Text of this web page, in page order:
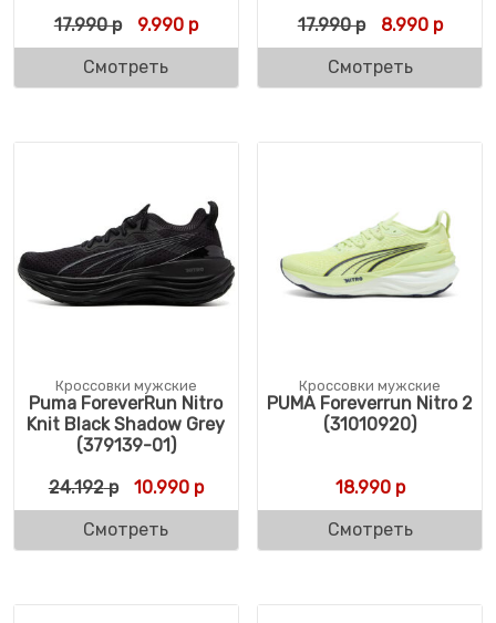
17.990р Первоначальная цена составляла 17.990
9.990рТекущая цена: 9.990 р.
Смотреть
17.990р 8.990р
Смотреть
Кроссовки мужские
Puma ForeverRun Nitro
Knit Black Shadow Grey
(379139-01)
24.192р Первоначальная цена составляла 24.192
10.990рТекущая цена: 10.990 р.
Смотреть
Кроссовки мужские
PUMA Foreverrun Nitro 2
(31010920)
18.990р
Смотреть